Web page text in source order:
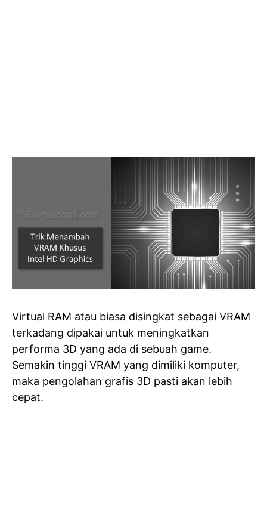
Virtual RAM atau biasa disingkat sebagai VRAM
terkadang dipakai untuk meningkatkan
performa 3D yang ada di sebuah game.
Semakin tinggi VRAM yang dimiliki komputer,
maka pengolahan grafis 3D pasti akan lebih
cepat.